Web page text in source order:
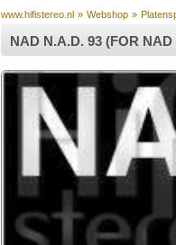
www.hifistereo.nl » Webshop »
NAD N.A.D. 93 (FOR NAD